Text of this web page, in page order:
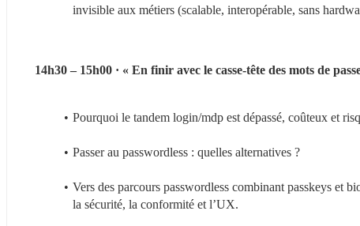
invisible aux métiers (scalable, interopérable, sans
14h30 – 15h00 · « En finir avec le casse-tête des mots de
Pourquoi le tandem login/mdp est dépassé, coûteux et
Passer au passwordless : quelles alternatives ?
Vers des parcours passwordless combinant passkeys et
la sécurité, la conformité et l’UX.